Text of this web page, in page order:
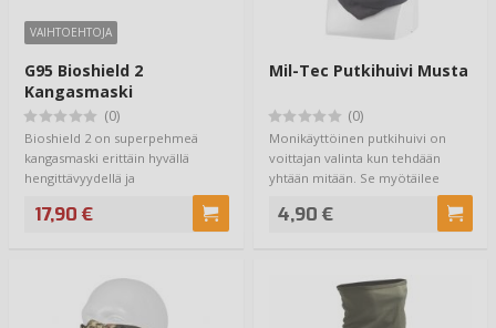
VAIHTOEHTOJA
G95 Bioshield 2
Kangasmaski
(0)
Bioshield 2 on superpehmeä
kangasmaski erittäin hyvällä
hengittävyydellä ja
17,90 €
Mil-Tec Putkihuivi Musta
(0)
Monikäyttöinen putkihuivi on
voittajan valinta kun tehdään
yhtään mitään. Se myötäilee
4,90 €